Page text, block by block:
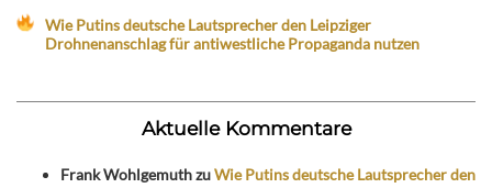
Wie Putins deutsche Lautsprecher den Leipziger
Drohnenanschlag für antiwestliche Propaganda nutzen
Aktuelle Kommentare
Frank WohlgemuthzuWie Putins deutsche Lautsprecher den